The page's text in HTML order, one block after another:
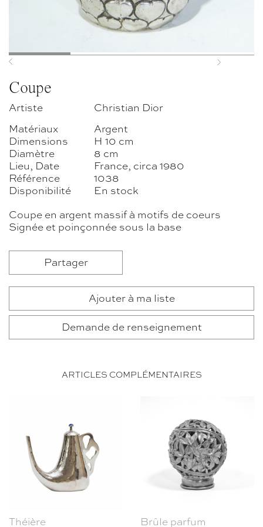
Previous Next
Coupe
Artiste
Christian Dior
Matériaux
Argent
Dimensions
H 10 cm
Diamètre
8 cm
Lieu, Date
France, circa 1980
Référence
1038
Disponibilité
En stock
Coupe en argent massif à motifs de coeurs
Signée et poinçonnée sous la base
Partager
Ajouter à ma liste
Demande de renseignement
ARTICLES COMPLÉMENTAIRES
Théière Brûle parfum